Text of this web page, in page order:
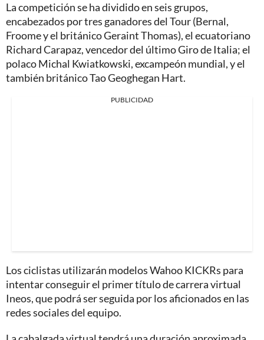
La competición se ha dividido en seis grupos,
encabezados por tres ganadores del Tour (Bernal,
Froome y el británico Geraint Thomas), el ecuatoriano
Richard Carapaz, vencedor del último Giro de Italia; el
polaco Michal Kwiatkowski, excampeón mundial, y el
también británico Tao Geoghegan Hart.
PUBLICIDAD
Los ciclistas utilizarán modelos Wahoo KICKRs para
intentar conseguir el primer título de carrera virtual
Ineos, que podrá ser seguida por los aficionados en las
redes sociales del equipo.